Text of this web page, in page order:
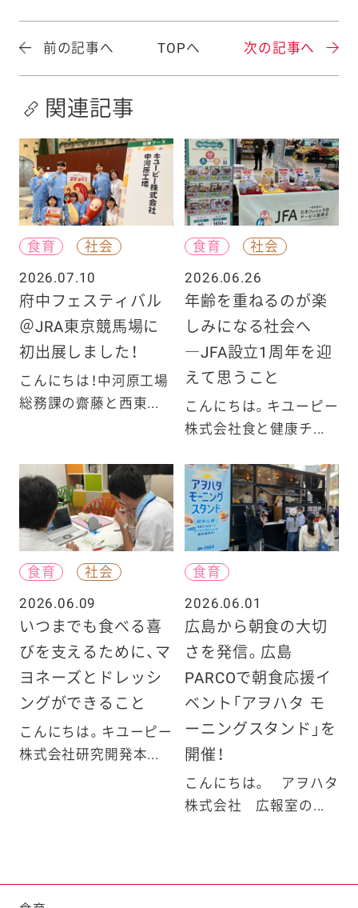
前の記事へ TOPへ 次の記事へ
関連記事
食育
社会
2026.07.10
府中フェスティバル
＠JRA東京競馬場に
初出展しました！
こんにちは！中河原工場
総務課の齋藤と西東...
食育
社会
2026.06.26
年齢を重ねるのが楽
しみになる社会へ
―JFA設立1周年を迎
えて思うこと
こんにちは。キユーピー
株式会社食と健康チ...
食育
社会
2026.06.09
いつまでも食べる喜
びを支えるために、マ
ヨネーズとドレッシ
ングができること
こんにちは。キユーピー
株式会社研究開発本...
食育
2026.06.01
広島から朝食の大切
さを発信。広島
PARCOで朝食応援イ
ベント「アヲハタ モ
ーニングスタンド」を
開催！
こんにちは。 アヲハタ
株式会社 広報室の...